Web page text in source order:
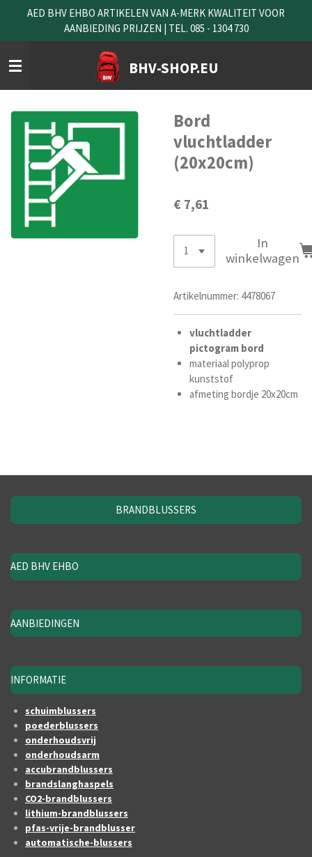
naar
de
hoofdinhoud
BHV-SHOP.EU
AED BHV EHBO ARTIKELEN VAN A-MERK KWALITEIT VOOR
AANBIEDING PRIJZEN | TEL. 085 - 1304 730
Bord
vluchtladder
(20x20cm)
€ 7,61
In
winkelwagen
Artikelnummer: 4478067
vluchtladder
pictogram bord
materiaal polyprop
kunststof
afmeting bordje 20x20cm
BRANDBLUSSERS
AED BHV EHBO
AANBIEDINGEN
INFORMATIE
schuimblussers
poederblussers
onderhoudsvrij
onderhoudsarm
accubrandblussers
brandslanghaspels
CO2-brandblussers
lithium-brandblussers
pfas-vrije-brandblusser
automatische-blussers